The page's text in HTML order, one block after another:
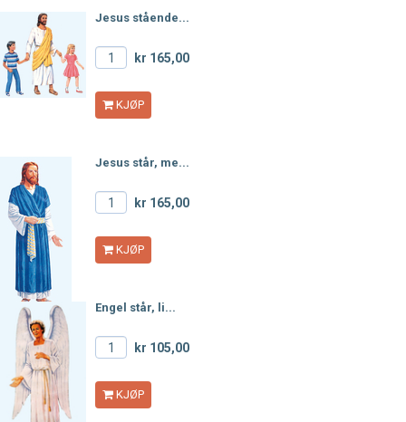
Jesus stående...
kr 165,00
KJØP
Jesus står, me...
kr 165,00
KJØP
Engel står, li...
kr 105,00
KJØP